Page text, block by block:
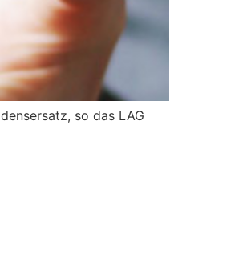
so das LAG